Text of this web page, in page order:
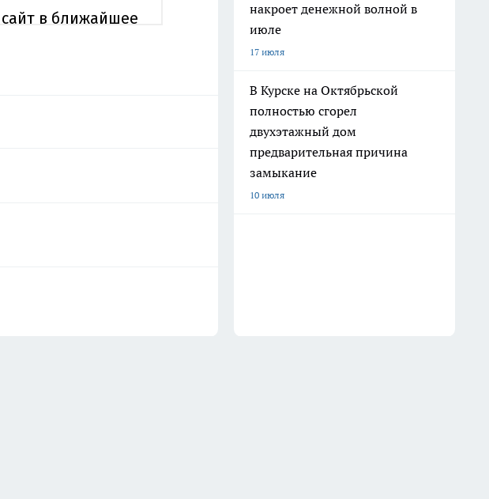
накроет денежной волной в
июле
17 июля
В Курске на Октябрьской
полностью сгорел
двухэтажный дом
предварительная причина
замыкание
10 июля